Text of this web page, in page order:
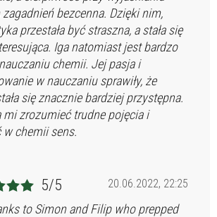
bezcenna. Dzięki nim,
przestała być straszna, a stała się
Iga natomiast jest bardzo
chemii. Jej pasja i
w nauczaniu sprawiły, że
się znacznie bardziej przystępna.
mi zrozumieć trudne pojęcia i
w chemii sens.
20.06.2022, 22:25
5/5
to Simon and Filip who prepped